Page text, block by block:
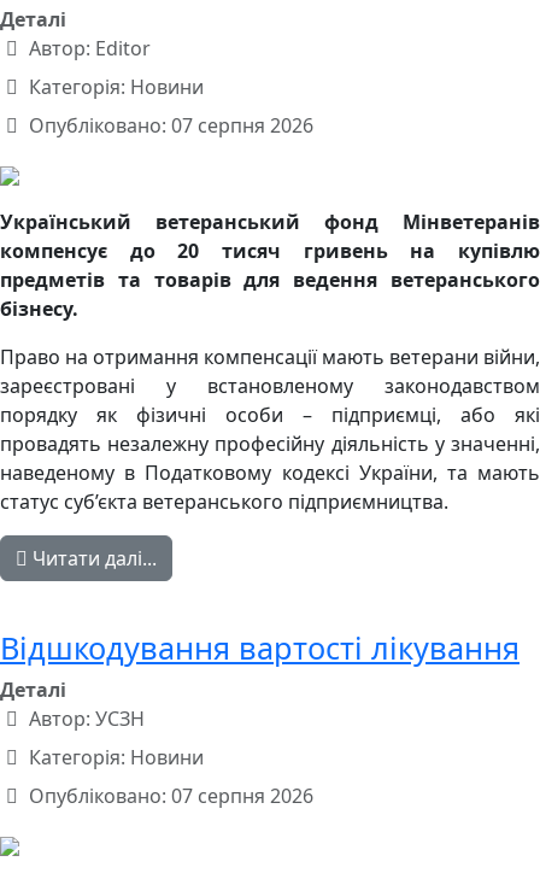
Деталі
Автор: Editor
Категорія: Новини
Опубліковано: 07 серпня 2026
Український ветеранський фонд Мінветеранів
компенсує до 20 тисяч гривень на купівлю
предметів та товарів для ведення ветеранського
бізнесу.
Право на отримання компенсації мають ветерани війни,
зареєстровані у встановленому законодавством
порядку як фізичні особи – підприємці, або які
провадять незалежну професійну діяльність у значенні,
наведеному в Податковому кодексі України, та мають
статус суб’єкта ветеранського підприємництва.
Читати далі...
Відшкодування вартості лікування
Деталі
Автор: УСЗН
Категорія: Новини
Опубліковано: 07 серпня 2026